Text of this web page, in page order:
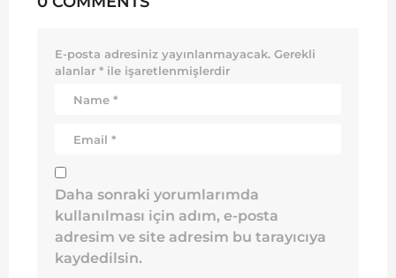
E-posta adresiniz yayınlanmayacak. Gerekli
alanlar * ile işaretlenmişlerdir
Daha sonraki yorumlarımda
kullanılması için adım, e-posta
adresim ve site adresim bu tarayıcıya
kaydedilsin.